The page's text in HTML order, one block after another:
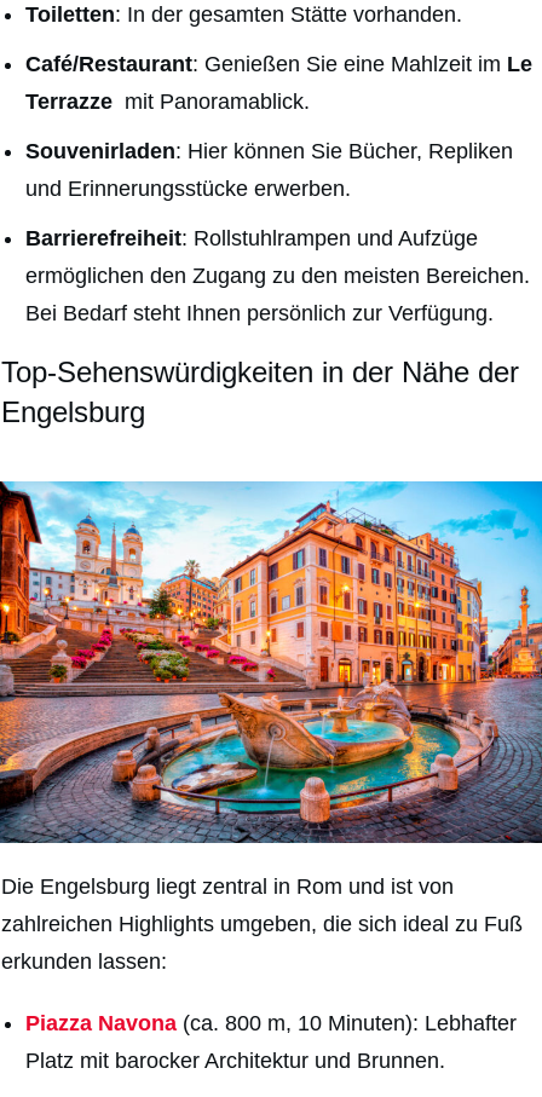
Toiletten: In der gesamten Stätte vorhanden.
Café/Restaurant: Genießen Sie eine Mahlzeit im Le
Terrazze mit Panoramablick.
Souvenirladen: Hier können Sie Bücher, Repliken
und Erinnerungsstücke erwerben.
Barrierefreiheit: Rollstuhlrampen und Aufzüge
ermöglichen den Zugang zu den meisten Bereichen.
Bei Bedarf steht Ihnen persönlich zur Verfügung.
Top-Sehenswürdigkeiten in der Nähe der
Engelsburg
Die Engelsburg liegt zentral in Rom und ist von
zahlreichen Highlights umgeben, die sich ideal zu Fuß
erkunden lassen:
Piazza Navona (ca. 800 m, 10 Minuten): Lebhafter
Platz mit barocker Architektur und Brunnen.